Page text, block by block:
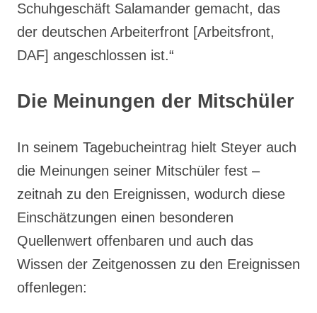
Schuhgeschäft Salamander gemacht, das
der deutschen Arbeiterfront [Arbeitsfront,
DAF] angeschlossen ist.“
Die Meinungen der Mitschüler
In seinem Tagebucheintrag hielt Steyer auch
die Meinungen seiner Mitschüler fest –
zeitnah zu den Ereignissen, wodurch diese
Einschätzungen einen besonderen
Quellenwert offenbaren und auch das
Wissen der Zeitgenossen zu den Ereignissen
offenlegen: